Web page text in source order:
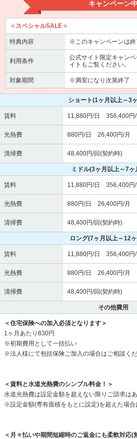
キャンペーン中
＜スペシャルSALE＞
特典内容 ※このキャンペーンは終
利用条件
公式サイト限定キャン
イトもご覧ください。
対象期間 ※満室になり次第終了
ショート(1ヶ月以上～3
賃料 11,880円/日 356,400円/
光熱費 880円/日 26,400円/月
清掃費 48,400円/回(契約時)
ミドル(3ヶ月以上～7ヶ
賃料 11,880円/日 356,400円/
光熱費 880円/日 26,400円/月
清掃費 48,400円/回(契約時)
ロング(7ヶ月以上～12
賃料 11,880円/日 356,400円/
光熱費 880円/日 26,400円/月
清掃費 48,400円/回(契約時)
その他費用
＜住宅保険への加入必須となります＞
1ヶ月あたり830円
※初期費用として一括払い
※法人様にて包括保険ご加入の場合はご相談くだ
＜賃料と水道光熱費のシンプル料金！＞
水道光熱費は設定金額を超えない限りご請求は
※設定金額(専有面積をもとに設定)を超えた場
＜月々払いや期間短縮時のご返金にも柔軟対応(